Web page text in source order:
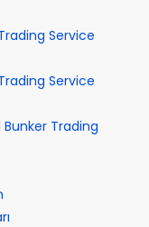
Service
Service
Trading